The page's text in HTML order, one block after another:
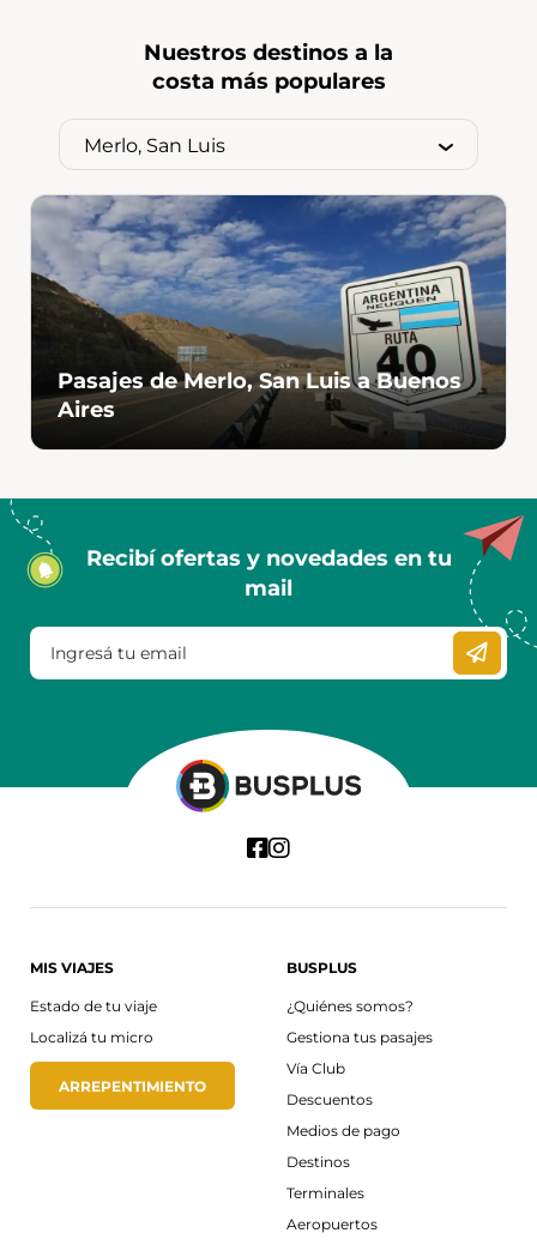
Nuestros destinos a la
costa más populares
Pasajes de Merlo, San Luis a Buenos
Aires
Recibí ofertas y novedades en tu
mail
MIS VIAJES
Estado de tu viaje
Localizá tu micro
ARREPENTIMIENTO
BUSPLUS
¿Quiénes somos?
Gestiona tus pasajes
Vía Club
Descuentos
Medios de pago
Destinos
Terminales
Aeropuertos